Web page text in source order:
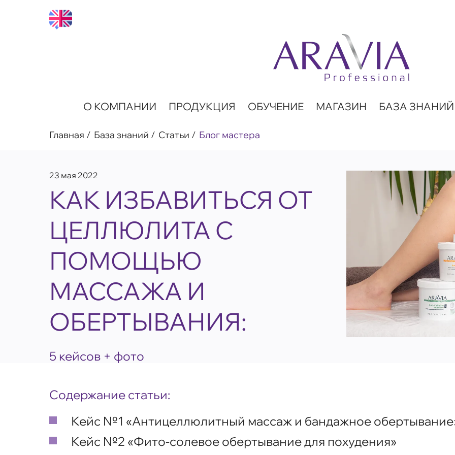
О КОМПАНИИ ПРОДУКЦИЯ ОБУЧЕНИЕ МАГАЗИН БАЗА ЗНАНИЙ
Главная База знаний Статьи Блог мастера
23 мая 2022
КАК ИЗБАВИТЬСЯ ОТ
ЦЕЛЛЮЛИТА С
ПОМОЩЬЮ
МАССАЖА И
ОБЕРТЫВАНИЯ:
5 кейсов + фото
Содержание статьи:
Кейс №1 «Антицеллюлитный массаж и бандажное
Кейс №2 «Фито-солевое обертывание для похудения»